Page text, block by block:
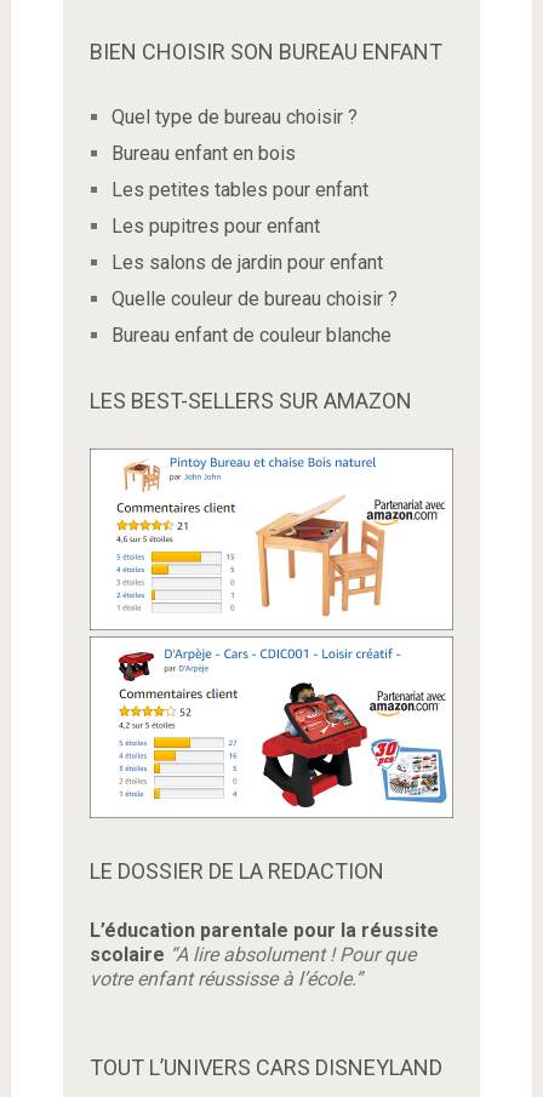
BIEN CHOISIR SON BUREAU ENFANT
Quel type de bureau choisir ?
Bureau enfant en bois
Les petites tables pour enfant
Les pupitres pour enfant
Les salons de jardin pour enfant
Quelle couleur de bureau choisir ?
Bureau enfant de couleur blanche
LES BEST-SELLERS SUR AMAZON
LE DOSSIER DE LA REDACTION
L’éducation parentale pour la réussite
scolaire “A lire absolument ! Pour que
votre enfant réussisse à l’école.”
TOUT L’UNIVERS CARS DISNEYLAND